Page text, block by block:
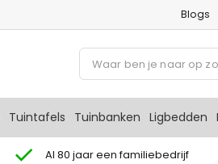
Blogs
r
o
d
u
c
Tuintafels Tuinbanken Ligbedden
Al 80 jaar een familiebedrijf